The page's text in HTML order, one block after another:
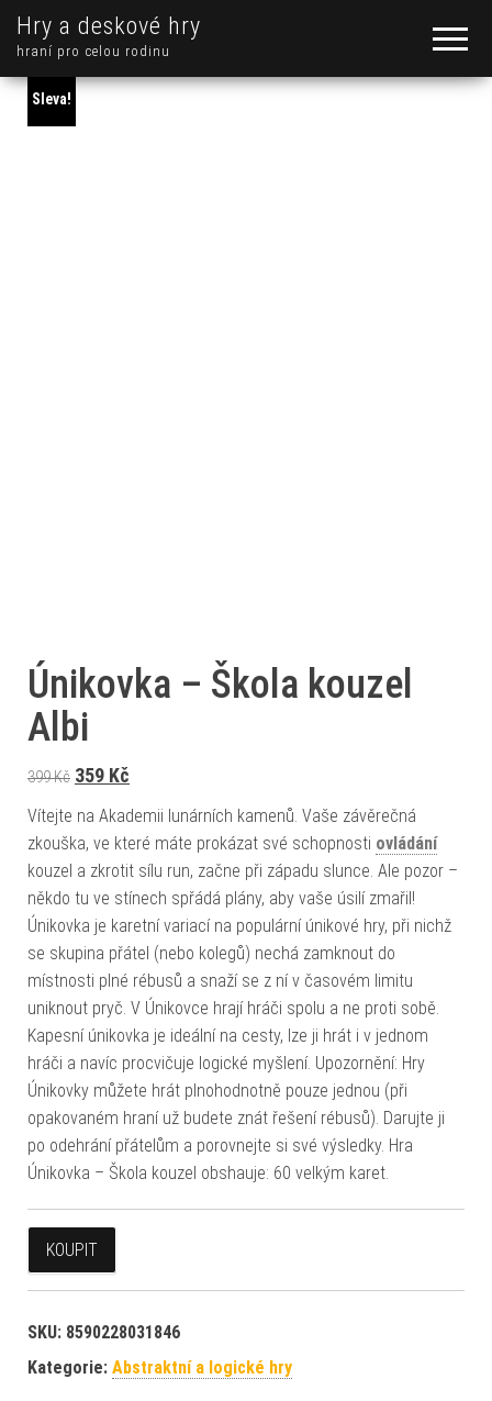
Hry a deskové hry
hraní pro celou rodinu
Sleva!
Únikovka – Škola kouzel
Albi
399Kč Původní cena byla: 399 Kč.
359 Kč
Vítejte na Akademii lunárních kamenů. Vaše závěrečná
zkouška, ve které máte prokázat své schopnosti ovládání
kouzel a zkrotit sílu run, začne při západu slunce. Ale pozor –
někdo tu ve stínech spřádá plány, aby vaše úsilí zmařil!
Únikovka je karetní variací na populární únikové hry, při nichž
se skupina přátel (nebo kolegů) nechá zamknout do
místnosti plné rébusů a snaží se z ní v časovém limitu
uniknout pryč. V Únikovce hrají hráči spolu a ne proti sobě.
Kapesní únikovka je ideální na cesty, lze ji hrát i v jednom
hráči a navíc procvičuje logické myšlení. Upozornění: Hry
Únikovky můžete hrát plnohodnotně pouze jednou (při
opakovaném hraní už budete znát řešení rébusů). Darujte ji
po odehrání přátelům a porovnejte si své výsledky. Hra
Únikovka – Škola kouzel obshauje: 60 velkým karet.
KOUPIT
SKU: 8590228031846
Kategorie: Abstraktní a logické hry